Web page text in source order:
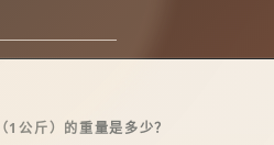
1公斤）的重量是多少？